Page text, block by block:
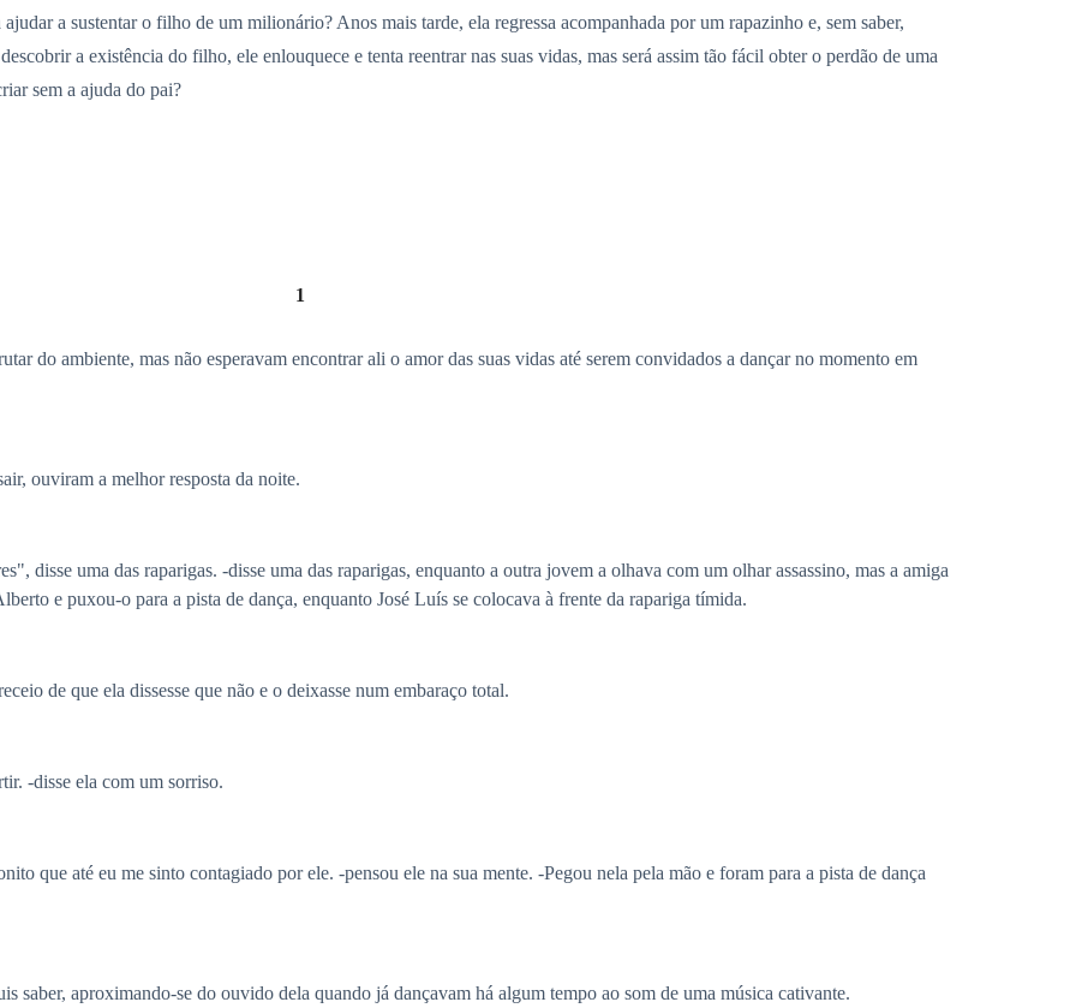
a sustentar o filho de um milionário? Anos mais tarde, ela regressa acompanhada por um rapazinho e, sem saber,
a existência do filho, ele enlouquece e tenta reentrar nas suas vidas, mas será assim tão fácil obter o perdão de uma
sem a ajuda do pai?
1
do ambiente, mas não esperavam encontrar ali o amor das suas vidas até serem convidados a dançar no momento em
ouviram a melhor resposta da noite.
disse uma das raparigas. -disse uma das raparigas, enquanto a outra jovem a olhava com um olhar assassino, mas a amiga
e puxou-o para a pista de dança, enquanto José Luís se colocava à frente da rapariga tímida.
de que ela dissesse que não e o deixasse num embaraço total.
-disse ela com um sorriso.
que até eu me sinto contagiado por ele. -pensou ele na sua mente. -Pegou nela pela mão e foram para a pista de dança
saber, aproximando-se do ouvido dela quando já dançavam há algum tempo ao som de uma música cativante.